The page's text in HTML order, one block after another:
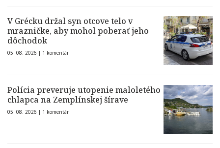
V Grécku držal syn otcove telo v
mrazničke, aby mohol poberať jeho
dôchodok
05. 08. 2026 | 1 komentár
Polícia preveruje utopenie maloletého
chlapca na Zemplínskej šírave
05. 08. 2026 | 1 komentár